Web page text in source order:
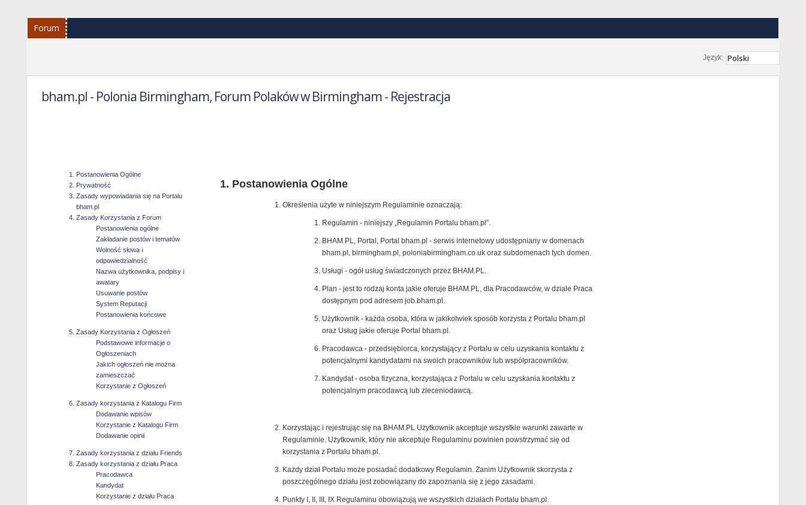
Forum
Język:
bham.pl - Polonia Birmingham, Forum Polaków w Birmingham - Rejestracja
Postanowienia Ogólne
Prywatność
Zasady wypowiadania się na Portalu
bham.pl
Zasady Korzystania z Forum
Postanowienia ogólne
Zakładanie postów i tematów
Wolność słowa i
odpowiedzialność
Nazwa użytkownika, podpisy i
awatary
Usuwanie postów
System Reputacji
Postanowienia końcowe
Zasady Korzystania z Ogłoszeń
Podstawowe informacje o
Ogłoszeniach
Jakich ogłoszeń nie można
zamieszczać
Korzystanie z Ogłoszeń
Zasady korzystania z Katalogu Firm
Dodawanie wpisów
Korzystanie z Katalogu Firm
Dodawanie opinii
Zasady korzystania z działu Friends
Zasady korzystania z działu Praca
Pracodawca
Kandydat
Korzystanie z działu Praca
Postanowienia Ogólne
Określenia użyte w niniejszym Regulaminie oznaczają:
Regulamin - niniejszy „Regulamin Portalu bham.pl”.
BHAM.PL, Portal, Portal bham.pl - serwis internetowy udostępniany w domenach
bham.pl, birmingham.pl, poloniabirmingham.co.uk oraz subdomenach tych domen.
Usługi - ogół usług świadczonych przez BHAM.PL.
Plan - jest to rodzaj konta jakie oferuje BHAM.PL, dla Pracodawców, w dziale Praca
dostępnym pod adresem job.bham.pl.
Użytkownik - każda osoba, która w jakikolwiek sposób korzysta z Portalu bham.pl
oraz Usług jakie oferuje Portal bham.pl.
Pracodawca - przedsiębiorca, korzystający z Portalu w celu uzyskania kontaktu z
potencjalnymi kandydatami na swoich pracowników lub współpracowników.
Kandydat - osoba fizyczna, korzystająca z Portalu w celu uzyskania kontaktu z
potencjalnym pracodawcą lub zleceniodawcą.
Korzystając i rejestrując się na BHAM.PL Użytkownik akceptuje wszystkie warunki zawarte w
Regulaminie. Użytkownik, który nie akceptuje Regulaminu powinien powstrzymać się od
korzystania z Portalu bham.pl.
Każdy dział Portalu może posiadać dodatkowy Regulamin. Zanim Użytkownik skorzysta z
poszczególnego działu jest zobowiązany do zapoznania się z jego zasadami.
Punkty I, II, III, IX Regulaminu obowiązują we wszystkich działach Portalu bham.pl.